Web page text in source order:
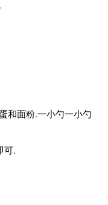
和面粉.一小勺一小勺
可.